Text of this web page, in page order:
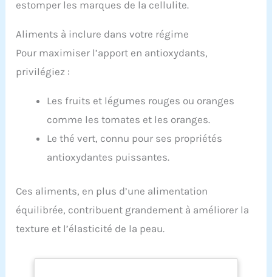
estomper les marques de la cellulite.
Aliments à inclure dans votre régime
Pour maximiser l’apport en antioxydants,
privilégiez :
Les fruits et légumes rouges ou oranges
comme les tomates et les oranges.
Le thé vert, connu pour ses propriétés
antioxydantes puissantes.
Ces aliments, en plus d’une alimentation
équilibrée, contribuent grandement à améliorer la
texture et l’élasticité de la peau.